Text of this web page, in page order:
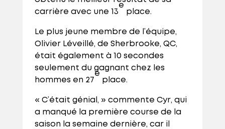
carrière avec une 13
e
place.
Le plus jeune membre de l’équipe,
Olivier Léveillé, de Sherbrooke, QC,
était également à 10 secondes
seulement du gagnant chez les
hommes en 27
e
place.
« C’était génial, » commente Cyr, qui
a manqué la première course de la
saison la semaine dernière, car il